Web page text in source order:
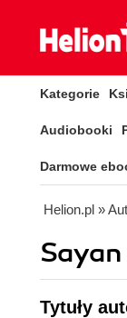
Kategorie
Audiobooki
Darmowe
Helion.pl »
Tytuły